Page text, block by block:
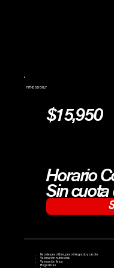
FITNESS ONLY
$15,950
Horario
Sin cuota
Uso de peso libre, peso integrado y cardio.
Valoración nutricional
Valoración física
Regaderas